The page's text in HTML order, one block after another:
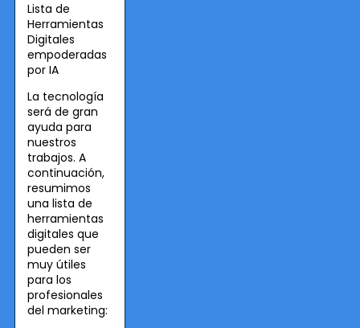
Lista de
Herramientas
Digitales
empoderadas
por IA
La tecnología
será de gran
ayuda para
nuestros
trabajos. A
continuación,
resumimos
una lista de
herramientas
digitales que
pueden ser
muy útiles
para los
profesionales
del marketing: